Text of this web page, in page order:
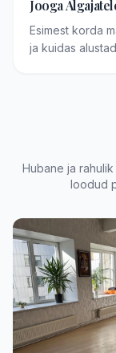
Jooga
Esimest korda
ja kuidas
Hubane ja
loodud